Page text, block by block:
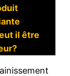
il être